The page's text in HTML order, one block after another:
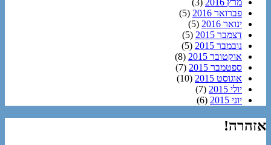
פברואר 2016
(5)
ינואר 2016
(5)
דצמבר 2015
(5)
נובמבר 2015
(5)
אוקטובר 2015
(8)
ספטמבר 2015
(7)
אוגוסט 2015
(10)
יולי 2015
(7)
יוני 2015
(6)
אזהרה!